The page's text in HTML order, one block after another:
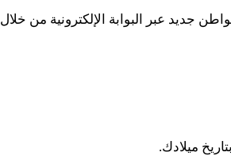
جديد عبر البوابة الإلكترونية من خلال
ميلادك.